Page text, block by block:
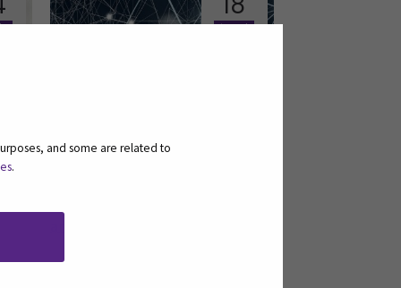
and some are related to
.
tammi